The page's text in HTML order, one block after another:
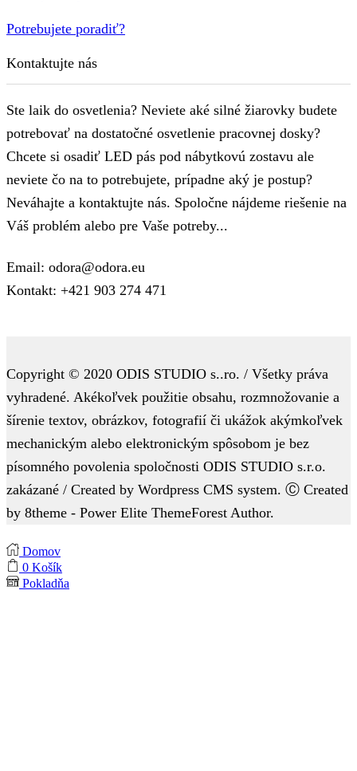
Potrebujete poradiť?
Kontaktujte nás
Ste laik do osvetlenia? Neviete aké silné žiarovky budete
potrebovať na dostatočné osvetlenie pracovnej dosky?
Chcete si osadiť LED pás pod nábytkovú zostavu ale
neviete čo na to potrebujete, prípadne aký je postup?
Neváhajte a kontaktujte nás. Spoločne nájdeme riešenie na
Váš problém alebo pre Vaše potreby...
Email: odora@odora.eu
Kontakt: +421 903 274 471
Copyright © 2020 ODIS STUDIO s..ro. / Všetky práva
vyhradené. Akékoľvek použitie obsahu, rozmnožovanie a
šírenie textov, obrázkov, fotografií či ukážok akýmkoľvek
mechanickým alebo elektronickým spôsobom je bez
písomného povolenia spoločnosti ODIS STUDIO s.r.o.
zakázané / Created by Wordpress CMS system. Ⓒ Created
by 8theme - Power Elite ThemeForest Author.
Domov
0 Košík
Pokladňa